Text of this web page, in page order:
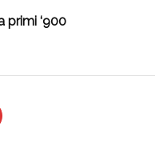
primi ‘900